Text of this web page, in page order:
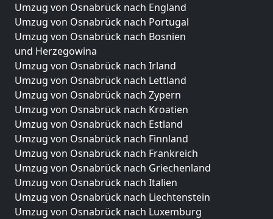
Umzug von Osnabrück nach England
Umzug von Osnabrück nach Portugal
Umzug von Osnabrück nach Bosnien
und Herzegowina
Umzug von Osnabrück nach Irland
Umzug von Osnabrück nach Lettland
Umzug von Osnabrück nach Zypern
Umzug von Osnabrück nach Kroatien
Umzug von Osnabrück nach Estland
Umzug von Osnabrück nach Finnland
Umzug von Osnabrück nach Frankreich
Umzug von Osnabrück nach Griechenland
Umzug von Osnabrück nach Italien
Umzug von Osnabrück nach Liechtenstein
Umzug von Osnabrück nach Luxemburg